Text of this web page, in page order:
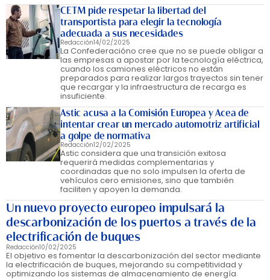
CETM pide respetar la libertad del
transportista para elegir la tecnología
adecuada a sus necesidades
Redacción14/02/2025
La Confederacióno cree que no se puede obligar a
las empresas a apostar por la tecnología eléctrica,
cuando los camiones eléctricos no están
preparados para realizar largos trayectos sin tener
que recargar y la infraestructura de recarga es
insuficiente.
Astic acusa a la Comisión Europea y Acea de
intentar crear un mercado automotriz artificial
a golpe de normativa
Redacción12/02/2025
Astic considera que una transición exitosa
requerirá medidas complementarias y
coordinadas que no solo impulsen la oferta de
vehículos cero emisiones, sino que también
faciliten y apoyen la demanda.
Un nuevo proyecto europeo impulsará la
descarbonización de los puertos a través de la
electrificación de buques
Redacción10/02/2025
El objetivo es fomentar la descarbonización del sector mediante
la electrificación de buques, mejorando su competitividad y
optimizando los sistemas de almacenamiento de energía.